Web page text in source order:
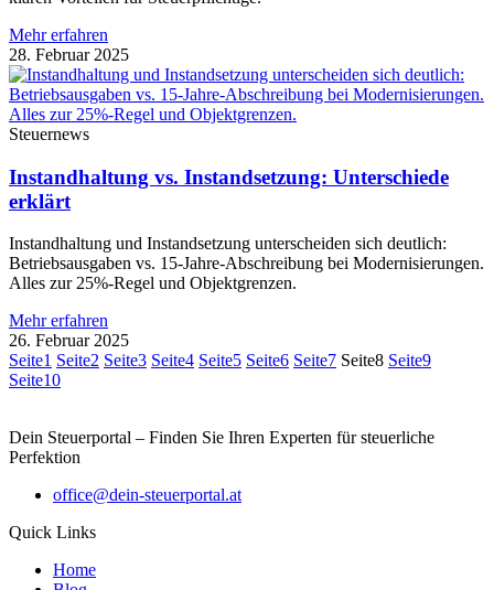
Mehr erfahren
28. Februar 2025
Steuernews
Instandhaltung vs. Instandsetzung: Unterschiede
erklärt
Instandhaltung und Instandsetzung unterscheiden sich deutlich:
Betriebsausgaben vs. 15-Jahre-Abschreibung bei Modernisierungen.
Alles zur 25%-Regel und Objektgrenzen.
Mehr erfahren
26. Februar 2025
Seite1 Seite2 Seite3 Seite4 Seite5 Seite6 Seite7 Seite8 Seite9
Seite10
Dein Steuerportal – Finden Sie Ihren Experten für steuerliche
Perfektion
office@dein-steuerportal.at
Quick Links
Home